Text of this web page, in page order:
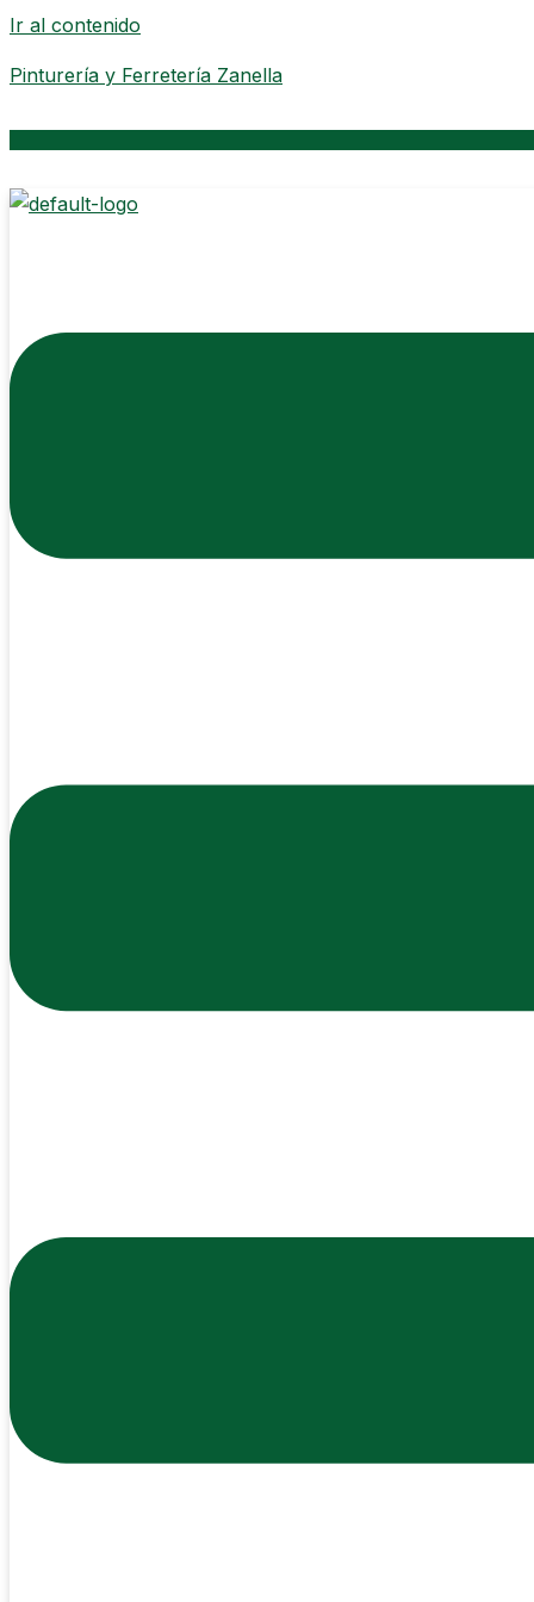
Ir al contenido
Pinturería y Ferretería Zanella